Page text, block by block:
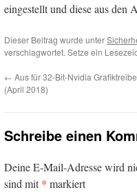
eingestellt und diese aus den
Dieser Beitrag wurde unter
verschlagwortet. Setze ein
← Aus für 32-Bit-Nvidia
(April 2018)
Schreibe einen
Deine E-Mail-Adresse wird
sind mit* markiert